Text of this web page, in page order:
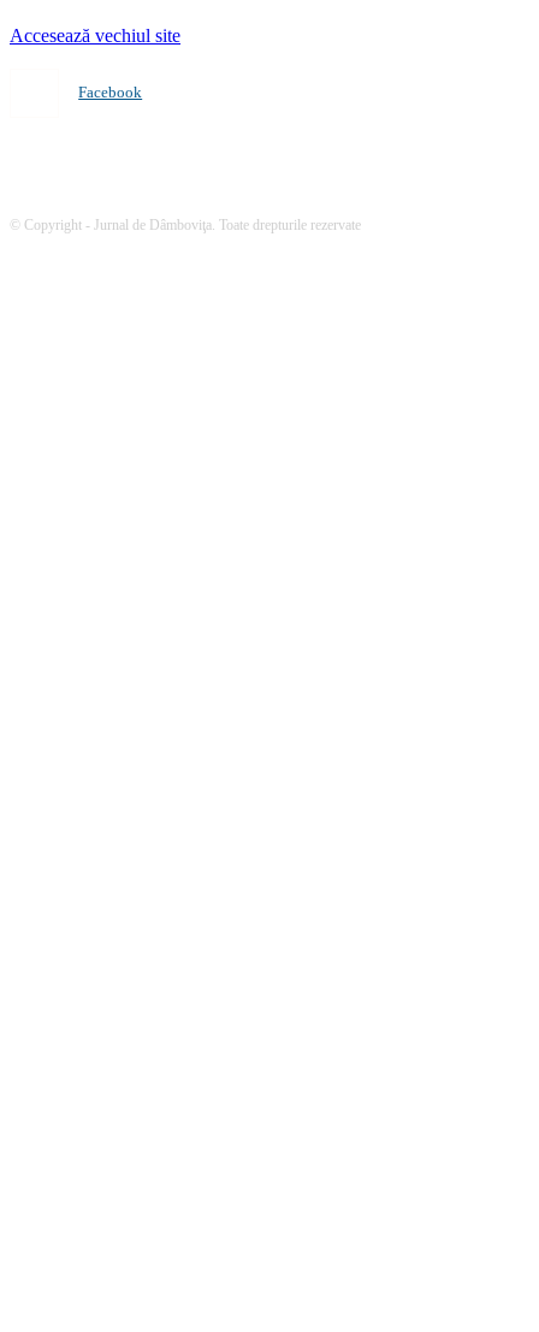
Accesează vechiul site
Facebook
© Copyright - Jurnal de Dâmboviţa. Toate drepturile rezervate